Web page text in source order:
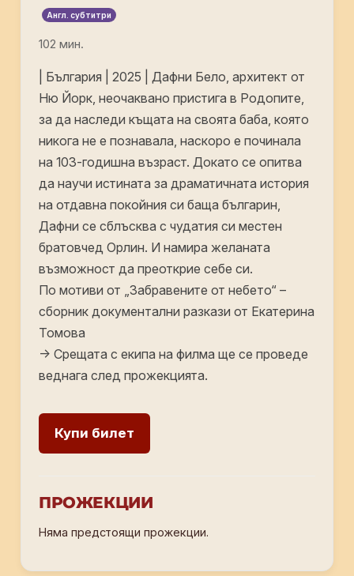
Англ. субтитри
102 мин.
| България | 2025 | Дафни Бело, архитект от
Ню Йорк, неочаквано пристига в Родопите,
за да наследи къщата на своята баба, която
никога не е познавала, наскоро е починала
на 103-годишна възраст. Докато се опитва
да научи истината за драматичната история
на отдавна покойния си баща българин,
Дафни се сблъсква с чудатия си местен
братовчед Орлин. И намира желаната
възможност да преоткрие себе си.
По мотиви от „Забравените от небето“ –
сборник документални разкази от Екатерина
Томова
-> Срещата с екипа на филма ще се проведе
веднага след прожекцията.
Купи билет
ПРОЖЕКЦИИ
Няма предстоящи прожекции.